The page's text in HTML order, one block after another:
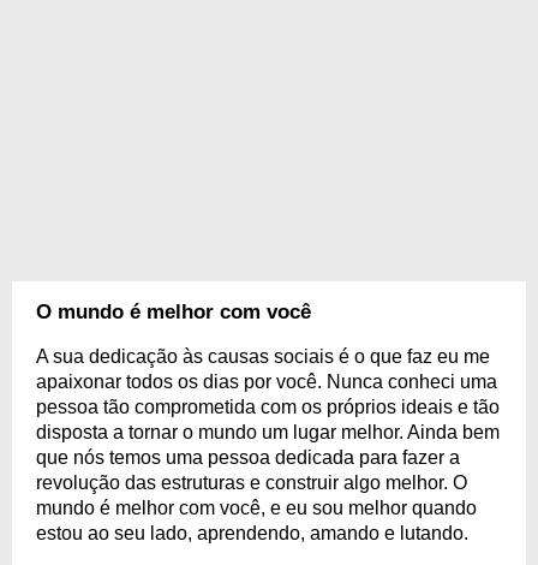
O mundo é melhor com você
A sua dedicação às causas sociais é o que faz eu me
apaixonar todos os dias por você. Nunca conheci uma
pessoa tão comprometida com os próprios ideais e tão
disposta a tornar o mundo um lugar melhor. Ainda bem
que nós temos uma pessoa dedicada para fazer a
revolução das estruturas e construir algo melhor. O
mundo é melhor com você, e eu sou melhor quando
estou ao seu lado, aprendendo, amando e lutando.